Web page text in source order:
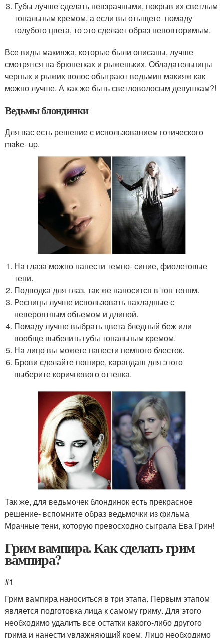
Губы лучше сделать невзрачными, покрыв их светлым
тональным кремом, а если вы отыщете помаду
голубого цвета, то это сделает образ неповторимым.
Все виды макияжа, которые были описаны, лучше
смотрятся на брюнетках и рыженьких. Обладательницы
черных и рыжих волос обыграют ведьмин макияж как
можно лучше. А как же быть светловолосым девушкам?!
Ведьмы блондинки
Для вас есть решение с использованием готического
make- up.
На глаза можно нанести темно- синие, фиолетовые
тени.
Подводка для глаз, так же наносится в тон теням.
Ресницы лучше использовать накладные с
невероятным объемом и длиной.
Помаду лучше выбрать цвета бледный беж или
вообще выбелить губы тональным кремом.
На лицо вы можете нанести немного блесток.
Брови сделайте пошире, карандаш для этого
выберите коричневого оттенка.
Так же, для ведьмочек блондинок есть прекрасное
решение- вспомните образ ведьмочки из фильма
Мрачные тени, которую превосходно сыграла Ева Грин!
Грим вампира. Как сделать грим
вампира?
#1
Грим вампира наноситься в три этапа. Первым этапом
является подготовка лица к самому гриму. Для этого
необходимо удалить все остатки какого-либо другого
грима и нанести увлажняющий крем. Лицо необходимо